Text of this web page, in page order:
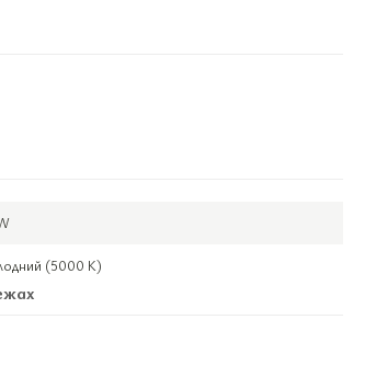
(5000 К)